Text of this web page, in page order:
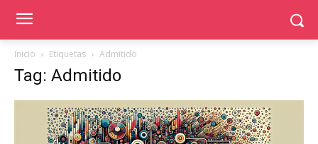
Inicio Etiquetas Admitido
Tag: Admitido